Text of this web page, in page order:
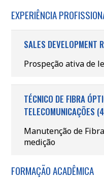
EXPERIÊNCIA
SALES DEVELOPMENT
Prospeção ativa de
TÉCNICO DE FIBRA
Manutenção de
medição
FORMAÇÃO ACADÊMICA